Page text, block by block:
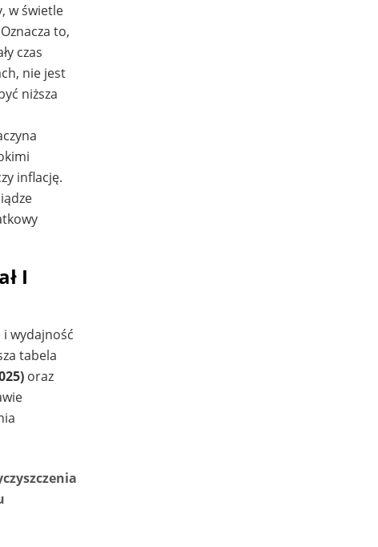
w świetle
to,
czas
nie jest
niższa
inflację.
I
i wydajność
tabela
oraz